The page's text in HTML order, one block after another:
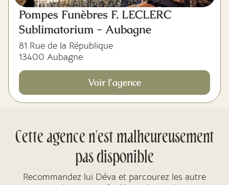
Pompes Funèbres F. LECLERC
Sublimatorium - Aubagne
81 Rue de la République
13400 Aubagne
Voir l'agence
Cette agence n'est malheureusement
pas disponible
Recommandez lui Déva et parcourez les autre